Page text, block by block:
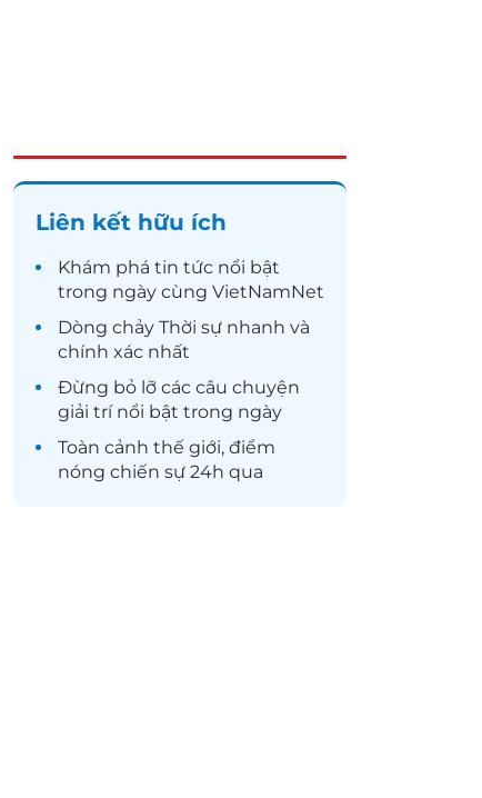
Liên kết hữu ích
Khám phá tin tức nổi bật
trong ngày cùng VietNamNet
Dòng chảy Thời sự nhanh và
chính xác nhất
Đừng bỏ lỡ các câu chuyện
giải trínổi bật trong ngày
Toàn cảnh thế giới, điểm
nóng chiến sự 24h qua